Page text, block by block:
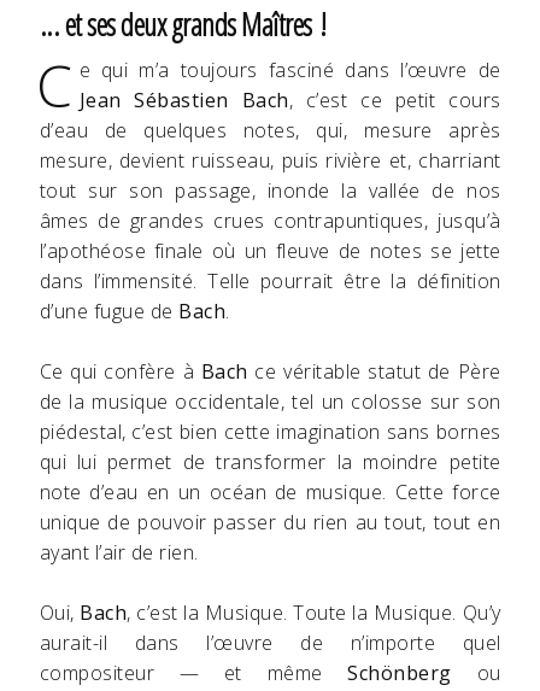
... et ses deux grands Maîtres !
C e qui m’a toujours fasciné dans l’œuvre de
Jean Sébastien Bach, c’est ce petit cours
d’eau de quelques notes, qui, mesure après
mesure, devient ruisseau, puis rivière et, charriant
tout sur son passage, inonde la vallée de nos
âmes de grandes crues contrapuntiques, jusqu’à
l’apothéose finale où un fleuve de notes se jette
dans l’immensité. Telle pourrait être la définition
d’une fugue de Bach.
Ce qui confère à Bach ce véritable statut de Père
de la musique occidentale, tel un colosse sur son
piédestal, c’est bien cette imagination sans bornes
qui lui permet de transformer la moindre petite
note d’eau en un océan de musique. Cette force
unique de pouvoir passer du rien au tout, tout en
ayant l’air de rien.
Oui, Bach, c’est la Musique. Toute la Musique. Qu’y
aurait-il dans l’œuvre de n’importe quel
compositeur — et mêmeSchönberg ou